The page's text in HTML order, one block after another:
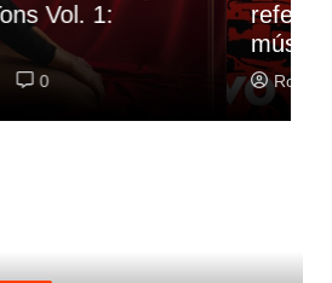
de sua nova
2019